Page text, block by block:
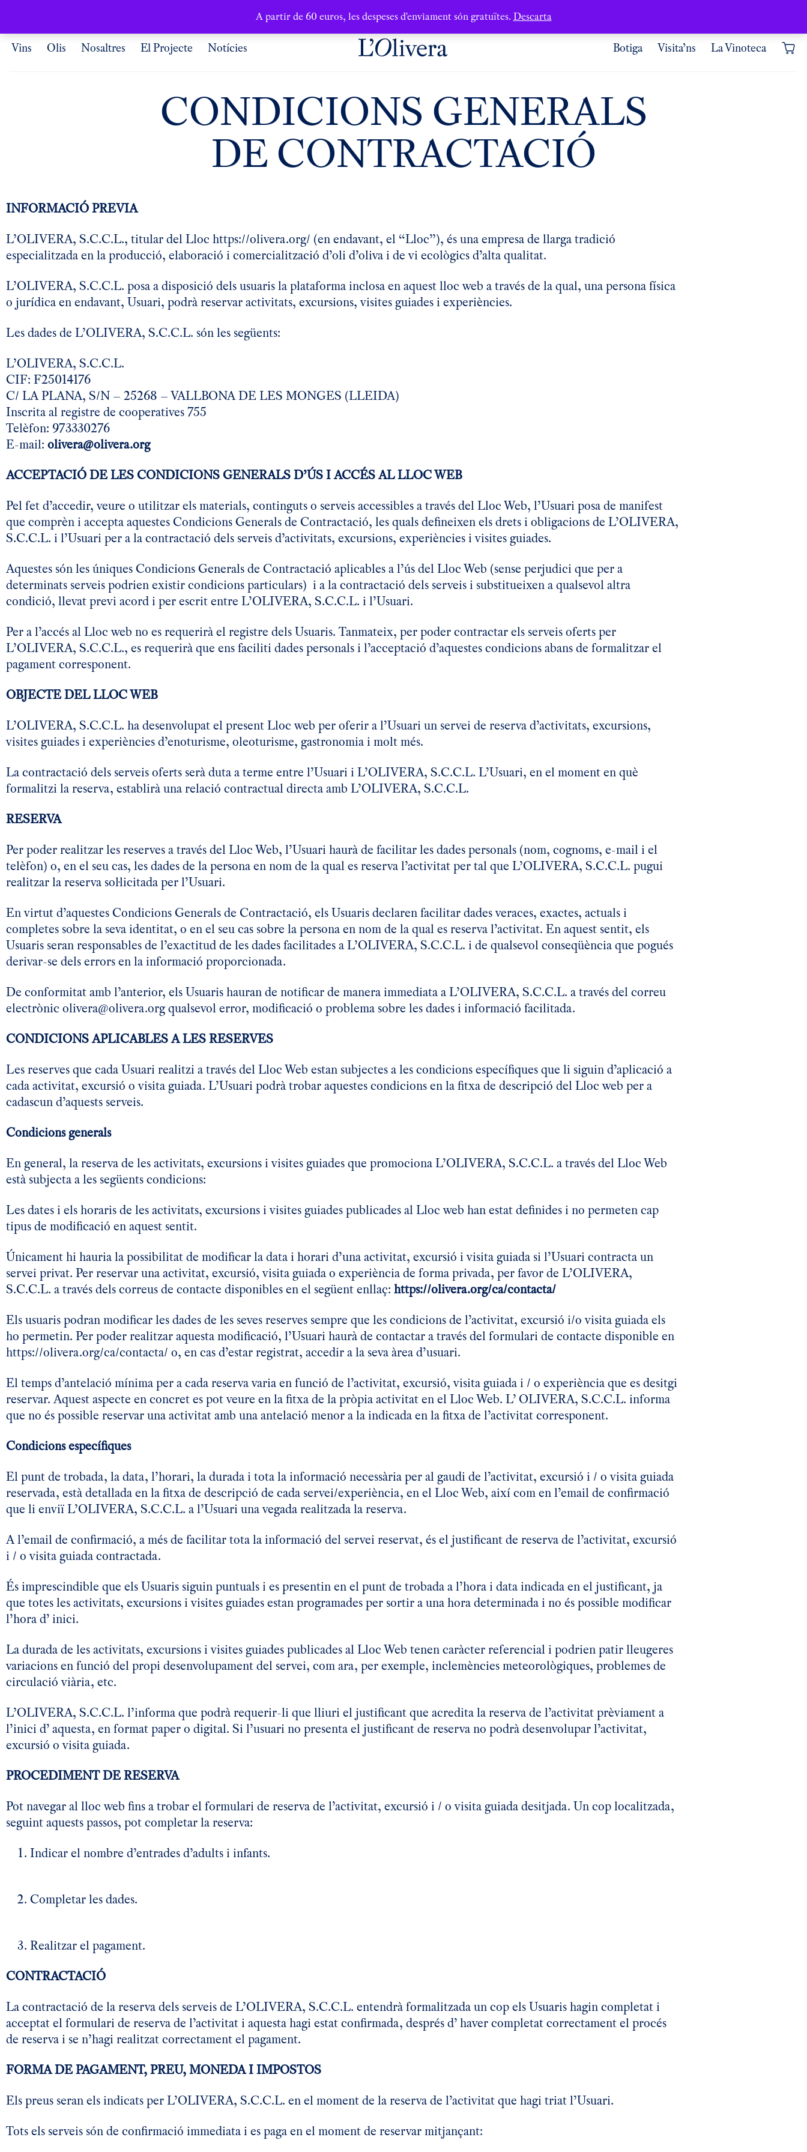
A partir de 60 euros, les despeses d'enviament són gratuïtes. Descarta
Vins Olis Nosaltres El Projecte Notícies Botiga Visita’ns La Vinoteca
CONDICIONS GENERALS
DE CONTRACTACIÓ
INFORMACIÓ PREVIA
L’OLIVERA, S.C.C.L., titular del Lloc https://olivera.org/ (en endavant, el “Lloc”), és una empresa de llarga tradició
especialitzada en la producció, elaboració i comercialització d’oli d’oliva i de vi ecològics d’alta qualitat.
L’OLIVERA, S.C.C.L. posa a disposició dels usuaris la plataforma inclosa en aquest lloc web a través de la qual, una persona física
o jurídica en endavant, Usuari, podrà reservar activitats, excursions, visites guiades i experiències.
Les dades de L’OLIVERA, S.C.C.L. són les següents:
L’OLIVERA, S.C.C.L.
CIF: F25014176
C/ LA PLANA, S/N – 25268 – VALLBONA DE LES MONGES (LLEIDA)
Inscrita al registre de cooperatives 755
Telèfon: 973330276
E-mail: olivera@olivera.org
ACCEPTACIÓ DE LES CONDICIONS GENERALS D’ÚS I ACCÉS AL LLOC WEB
Pel fet d’accedir, veure o utilitzar els materials, continguts o serveis accessibles a través del Lloc Web, l’Usuari posa de manifest
que comprèn i accepta aquestes Condicions Generals de Contractació, les quals defineixen els drets i obligacions de L’OLIVERA,
S.C.C.L. i l’Usuari per a la contractació dels serveis d’activitats, excursions, experiències i visites guiades.
Aquestes són les úniques Condicions Generals de Contractació aplicables a l’ús del Lloc Web (sense perjudici que per a
determinats serveis podrien existir condicions particulars) i a la contractació dels serveis i substitueixen a qualsevol altra
condició, llevat previ acord i per escrit entre L’OLIVERA, S.C.C.L. i l’Usuari.
Per a l’accés al Lloc web no es requerirà el registre dels Usuaris. Tanmateix, per poder contractar els serveis oferts per
L’OLIVERA, S.C.C.L., es requerirà que ens faciliti dades personals i l’acceptació d’aquestes condicions abans de formalitzar el
pagament corresponent.
OBJECTE DEL LLOC WEB
L’OLIVERA, S.C.C.L. ha desenvolupat el present Lloc web per oferir a l’Usuari un servei de reserva d’activitats, excursions,
visites guiades i experiències d’enoturisme, oleoturisme, gastronomia i molt més.
La contractació dels serveis oferts serà duta a terme entre l’Usuari i L’OLIVERA, S.C.C.L. L’Usuari, en el moment en què
formalitzi la reserva, establirà una relació contractual directa amb L’OLIVERA, S.C.C.L.
RESERVA
Per poder realitzar les reserves a través del Lloc Web, l’Usuari haurà de facilitar les dades personals (nom, cognoms, e-mail i el
telèfon) o, en el seu cas, les dades de la persona en nom de la qual es reserva l’activitat per tal que L’OLIVERA, S.C.C.L. pugui
realitzar la reserva sol·licitada per l’Usuari.
En virtut d’aquestes Condicions Generals de Contractació, els Usuaris declaren facilitar dades veraces, exactes, actuals i
completes sobre la seva identitat, o en el seu cas sobre la persona en nom de la qual es reserva l’activitat. En aquest sentit, els
Usuaris seran responsables de l’exactitud de les dades facilitades a L’OLIVERA, S.C.C.L. i de qualsevol conseqüència que pogués
derivar-se dels errors en la informació proporcionada.
De conformitat amb l’anterior, els Usuaris hauran de notificar de manera immediata a L’OLIVERA, S.C.C.L. a través del correu
electrònic olivera@olivera.orgqualsevol error, modificació o problema sobre les dades i informació facilitada.
CONDICIONS APLICABLES A LES RESERVES
Les reserves que cada Usuari realitzi a través del Lloc Web estan subjectes a les condicions específiques que li siguin d’aplicació a
cada activitat, excursió o visita guiada. L’Usuari podrà trobar aquestes condicions en la fitxa de descripció del Lloc web per a
cadascun d’aquests serveis.
Condicions generals
En general, la reserva de les activitats, excursions i visites guiades que promociona L’OLIVERA, S.C.C.L. a través del Lloc Web
està subjecta a les següents condicions:
Les dates i els horaris de les activitats, excursions i visites guiades publicades al Lloc web han estat definides i no permeten cap
tipus de modificació en aquest sentit.
Únicament hi hauria la possibilitat de modificar la data i horari d’una activitat, excursió i visita guiada si l’Usuari contracta un
servei privat. Per reservar una activitat, excursió, visita guiada o experiència de forma privada, per favor de L’OLIVERA,
S.C.C.L. a través dels correus de contacte disponibles en el següent enllaç: https://olivera.org/ca/contacta/
Els usuaris podran modificar les dades de les seves reserves sempre que les condicions de l’activitat, excursió i/o visita guiada els
ho permetin. Per poder realitzar aquesta modificació, l’Usuari haurà de contactar a través del formulari de contacte disponible en
https://olivera.org/ca/contacta/ o, en cas d’estar registrat, accedir a la seva àrea d’usuari.
El temps d’antelació mínima per a cada reserva varia en funció de l’activitat, excursió, visita guiada i / o experiència que es desitgi
reservar. Aquest aspecte en concret es pot veure en la fitxa de la pròpia activitat en el Lloc Web. L’ OLIVERA, S.C.C.L. informa
que no és possible reservar una activitat amb una antelació menor a la indicada en la fitxa de l’activitat corresponent.
Condicions específiques
El punt de trobada, la data, l’horari, la durada i tota la informació necessària per al gaudi de l’activitat, excursió i / o visita guiada
reservada, està detallada en la fitxa de descripció de cada servei/experiència, en el Lloc Web, així com en l’email de confirmació
que li enviï L’OLIVERA, S.C.C.L. a l’Usuari una vegada realitzada la reserva.
A l’email de confirmació, a més de facilitar tota la informació del servei reservat, és el justificant de reserva de l’activitat, excursió
i / o visita guiada contractada.
És imprescindible que els Usuaris siguin puntuals i es presentin en el punt de trobada a l’hora i data indicada en el justificant, ja
que totes les activitats, excursions i visites guiades estan programades per sortir a una hora determinada i no és possible modificar
l’hora d’ inici.
La durada de les activitats, excursions i visites guiades publicades al Lloc Web tenen caràcter referencial i podrien patir lleugeres
variacions en funció del propi desenvolupament del servei, com ara, per exemple, inclemències meteorològiques, problemes de
circulació viària, etc.
L’OLIVERA, S.C.C.L. l’informa que podrà requerir-li que lliuri el justificant que acredita la reserva de l’activitat prèviament a
l’inici d’ aquesta, en format paper o digital. Si l’usuari no presenta el justificant de reserva no podrà desenvolupar l’activitat,
excursió o visita guiada.
PROCEDIMENT DE RESERVA
Pot navegar al lloc web fins a trobar el formulari de reserva de l’activitat, excursió i / o visita guiada desitjada. Un cop localitzada,
seguint aquests passos, pot completar la reserva:
Indicar el nombre d’entrades d’adults i infants.
Completar les dades.
Realitzar el pagament.
CONTRACTACIÓ
La contractació de la reserva dels serveis de L’OLIVERA, S.C.C.L. entendrà formalitzada un cop els Usuaris hagin completat i
acceptat el formulari de reserva de l’activitat i aquesta hagi estat confirmada, després d’ haver completat correctament el procés
de reserva i se n’hagi realitzat correctament el pagament.
FORMA DE PAGAMENT, PREU, MONEDA I IMPOSTOS
Els preus seran els indicats per L’OLIVERA, S.C.C.L. en el moment de la reserva de l’activitat que hagi triat l’Usuari.
Tots els serveis són de confirmació immediata i es paga en el moment de reservar mitjançant: